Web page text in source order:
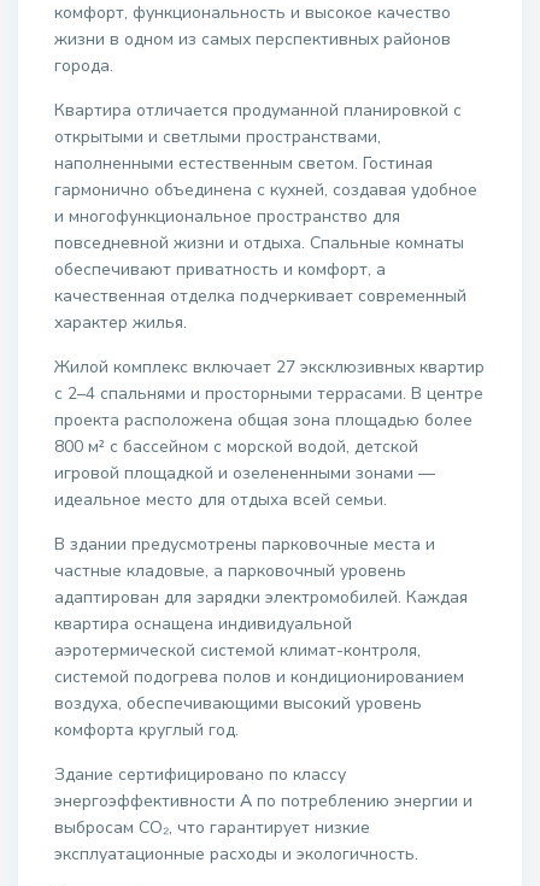
комфорт, функциональность и высокое качество
жизни в одном из самых перспективных районов
города.
Квартира отличается продуманной планировкой с
открытыми и светлыми пространствами,
наполненными естественным светом. Гостиная
гармонично объединена с кухней, создавая удобное
и многофункциональное пространство для
повседневной жизни и отдыха. Спальные комнаты
обеспечивают приватность и комфорт, а
качественная отделка подчеркивает современный
характер жилья.
Жилой комплекс включает 27 эксклюзивных квартир
с 2–4 спальнями и просторными террасами. В центре
проекта расположена общая зона площадью более
800 м² с бассейном с морской водой, детской
игровой площадкой и озелененными зонами —
идеальное место для отдыха всей семьи.
В здании предусмотрены парковочные места и
частные кладовые, а парковочный уровень
адаптирован для зарядки электромобилей. Каждая
квартира оснащена индивидуальной
аэротермической системой климат-контроля,
системой подогрева полов и кондиционированием
воздуха, обеспечивающими высокий уровень
комфорта круглый год.
Здание сертифицировано по классу
энергоэффективностиA по потреблению энергии и
выбросам CO₂, что гарантирует низкие
эксплуатационные расходы и экологичность.